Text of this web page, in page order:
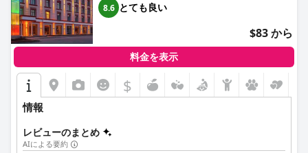
8.6 とても良い
$83 から
料金を表示
$
情報
レビューのまとめ
AIによる要約